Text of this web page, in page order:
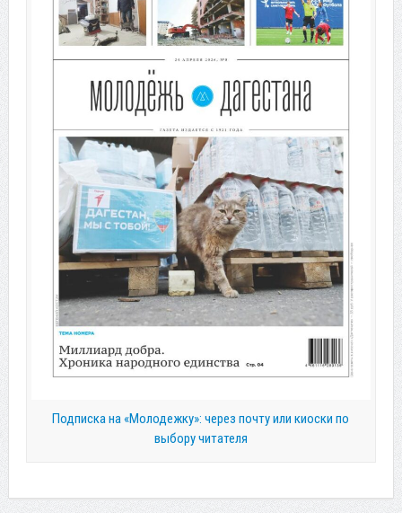
Подписка на «Молодежку»: через почту или киоски по
выбору читателя